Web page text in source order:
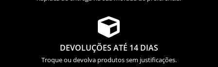

DEVOLUÇÕES ATÉ 14 DIAS
Troque ou devolva produtos sem justificações.